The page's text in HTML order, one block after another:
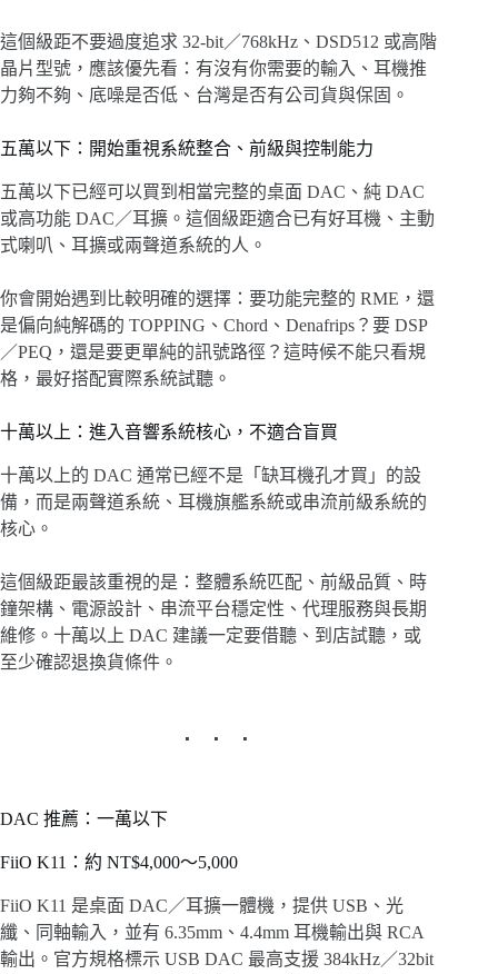
這個級距不要過度追求 32-bit／768kHz、DSD512 或高階
晶片型號，應該優先看：有沒有你需要的輸入、耳機推
力夠不夠、底噪是否低、台灣是否有公司貨與保固。
五萬以下：開始重視系統整合、前級與控制能力
五萬以下已經可以買到相當完整的桌面 DAC、純 DAC
或高功能 DAC／耳擴。這個級距適合已有好耳機、主動
式喇叭、耳擴或兩聲道系統的人。
你會開始遇到比較明確的選擇：要功能完整的 RME，還
是偏向純解碼的 TOPPING、Chord、Denafrips？要 DSP
／PEQ，還是要更單純的訊號路徑？這時候不能只看規
格，最好搭配實際系統試聽。
十萬以上：進入音響系統核心，不適合盲買
十萬以上的 DAC 通常已經不是「缺耳機孔才買」的設
備，而是兩聲道系統、耳機旗艦系統或串流前級系統的
核心。
這個級距最該重視的是：整體系統匹配、前級品質、時
鐘架構、電源設計、串流平台穩定性、代理服務與長期
維修。十萬以上 DAC 建議一定要借聽、到店試聽，或
至少確認退換貨條件。
DAC 推薦：一萬以下
FiiO K11：約 NT$4,000～5,000
FiiO K11 是桌面 DAC／耳擴一體機，提供 USB、光
纖、同軸輸入，並有 6.35mm、4.4mm 耳機輸出與 RCA
輸出。官方規格標示 USB DAC 最高支援 384kHz／32bit